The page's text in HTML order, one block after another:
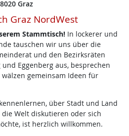
8020 Graz
Graz NordWest
Stammtisch!In lockerer und
tauschen wir uns über die
und den Bezirksräten
und Eggenberg aus, besprechen
gemeinsam Ideen für
über Stadt und Land
Welt diskutieren oder sich
ist herzlich willkommen.